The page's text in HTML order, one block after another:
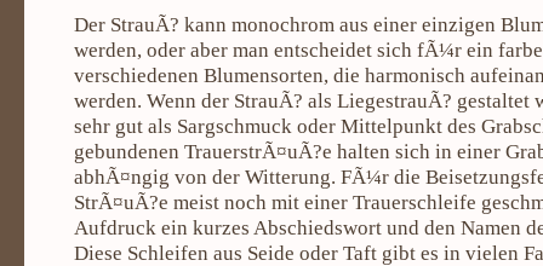
Der StrauÃ? kann monochrom aus einer einzigen
werden, oder aber man entscheidet sich fÃ¼r ein
verschiedenen Blumensorten, die harmonisch
werden. Wenn der StrauÃ? als LiegestrauÃ? gestaltet
sehr gut als Sargschmuck oder Mittelpunkt des
gebundenen TrauerstrÃ¤uÃ?e halten sich in einer
abhÃ¤ngig von der Witterung. FÃ¼r die
StrÃ¤uÃ?e meist noch mit einer Trauerschleife
Aufdruck ein kurzes Abschiedswort und den Namen
Diese Schleifen aus Seide oder Taft gibt es in vielen